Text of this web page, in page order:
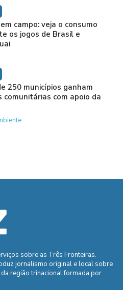
campo: veja o consumo
os jogos de Brasil e
250 municípios ganham
comunitárias com apoio da
sobre as Três Fronteiras.
jornalismo original e local sobre
região trinacional formada por